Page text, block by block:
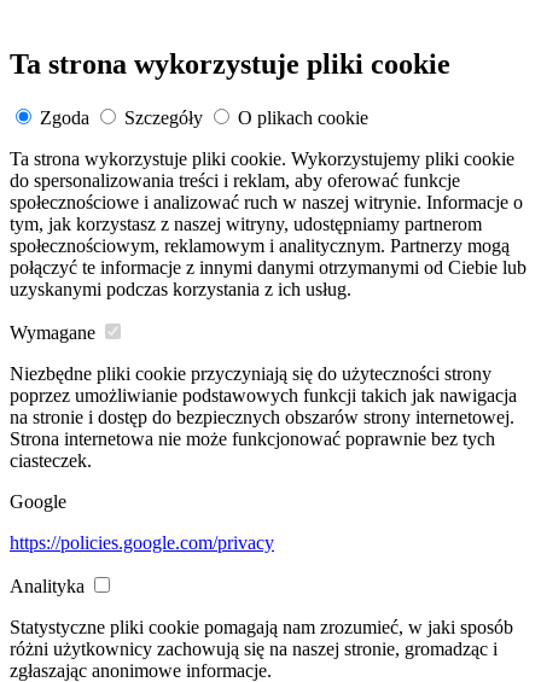
Ta strona wykorzystuje pliki cookie
Zgoda Szczegóły
O plikach cookie
Ta strona wykorzystuje pliki cookie. Wykorzystujemy pliki cookie
do spersonalizowania treści i reklam, aby oferować funkcje
społecznościowe i analizować ruch w naszej witrynie. Informacje o
tym, jak korzystasz z naszej witryny, udostępniamy partnerom
społecznościowym, reklamowym i analitycznym. Partnerzy mogą
połączyć te informacje z innymi danymi otrzymanymi od Ciebie lub
uzyskanymi podczas korzystania z ich usług.
Wymagane
Niezbędne pliki cookie przyczyniają się do użyteczności strony
poprzez umożliwianie podstawowych funkcji takich jak nawigacja
na stronie i dostęp do bezpiecznych obszarów strony internetowej.
Strona internetowa nie może funkcjonować poprawnie bez tych
ciasteczek.
Google
https://policies.google.com/privacy
Analityka
Statystyczne pliki cookie pomagają nam zrozumieć, w jaki sposób
różni użytkownicy zachowują się na naszej stronie, gromadząc i
zgłaszając anonimowe informacje.